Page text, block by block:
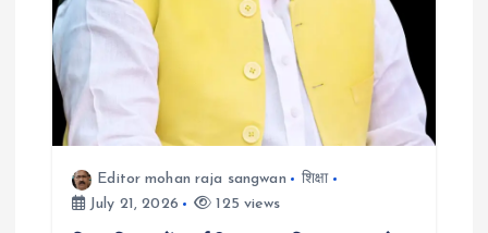
Editor mohan raja sangwan
शिक्षा
July 21, 2026
125 views